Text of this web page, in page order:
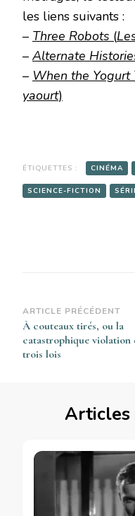
les liens suivants :
– Three Robots (
– Alternate
– When the Yogurt
yaourt)
ÉTIQUETTES : CINÉMA
SCIENCE-FICTION
Navigation
d’article
ARTICLE PRÉCÉDENT
À couteaux tirés, ou la
catastrophique violation
trois lois
Articles